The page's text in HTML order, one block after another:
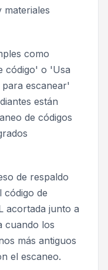
materiales
como
código' o 'Usa
escanear'
están
de códigos
de respaldo
código de
acortada junto a
cuando los
más antiguos
el escaneo.